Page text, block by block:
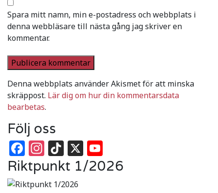
Spara mitt namn, min e-postadress och webbplats i
denna webbläsare till nästa gång jag skriver en
kommentar.
Denna webbplats använder Akismet för att minska
skräppost. Lär dig om hur din kommentarsdata
bearbetas.
Följ oss
Facebook
Instagram
TikTok
X
Riktpunkt 1/2026